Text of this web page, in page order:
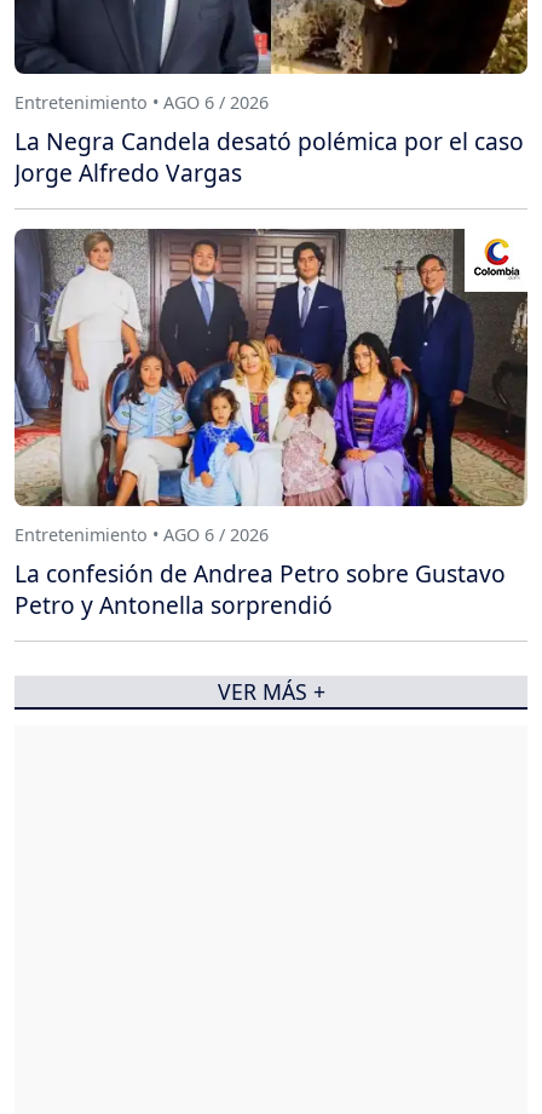
Entretenimiento • AGO 6 / 2026
La Negra Candela desató polémica por el caso
Jorge Alfredo Vargas
Entretenimiento • AGO 6 / 2026
La confesión de Andrea Petro sobre Gustavo
Petro y Antonella sorprendió
VER MÁS +